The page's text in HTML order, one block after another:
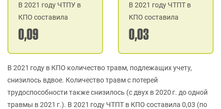
В 2021 году ЧТПУ в
КПО составила
0,09
В 2021 году ЧТПT в
КПО составила
0,03
В 2021 году в КПО количество травм, подлежащих учету,
снизилось вдвое. Количество травм с потерей
трудоспособности также снизилось (с двух в 2020 г. до одной
травмы в 2021 г.). В 2021 году ЧТПТ в КПО составила 0,03 (по